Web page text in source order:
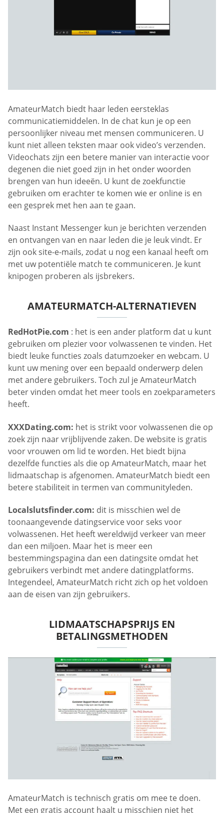
AmateurMatch biedt haar leden eersteklas
communicatiemiddelen. In de chat kun je op een
persoonlijker niveau met mensen communiceren. U
kunt niet alleen teksten maar ook video’s verzenden.
Videochats zijn een betere manier van interactie voor
degenen die niet goed zijn in het onder woorden
brengen van hun ideeën. U kunt de zoekfunctie
gebruiken om erachter te komen wie er online is en
een gesprek met hen aan te gaan.
Naast Instant Messenger kun je berichten verzenden
en ontvangen van en naar leden die je leuk vindt. Er
zijn ook site-e-mails, zodat u nog een kanaal heeft om
met uw potentiële match te communiceren. Je kunt
knipogen proberen als ijsbrekers.
AMATEURMATCH-ALTERNATIEVEN
RedHotPie.com : het is een ander platform dat u kunt
gebruiken om plezier voor volwassenen te vinden. Het
biedt leuke functies zoals datumzoeker en webcam. U
kunt uw mening over een bepaald onderwerp delen
met andere gebruikers. Toch zul je AmateurMatch
beter vinden omdat het meer tools en zoekparameters
heeft.
XXXDating.com: het is strikt voor volwassenen die op
zoek zijn naar vrijblijvende zaken. De website is gratis
voor vrouwen om lid te worden. Het biedt bijna
dezelfde functies als die op AmateurMatch, maar het
lidmaatschap is afgenomen. AmateurMatch biedt een
betere stabiliteit in termen van communityleden.
Localslutsfinder.com: dit is misschien wel de
toonaangevende datingservice voor seks voor
volwassenen. Het heeft wereldwijd verkeer van meer
dan een miljoen. Maar het is meer een
bestemmingspagina dan een datingsite omdat het
gebruikers verbindt met andere datingplatforms.
Integendeel, AmateurMatch richt zich op het voldoen
aan de eisen van zijn gebruikers.
LIDMAATSCHAPSPRIJS EN
BETALINGSMETHODEN
AmateurMatch is technisch gratis om mee te doen.
Met een gratis account haalt u misschien niet het